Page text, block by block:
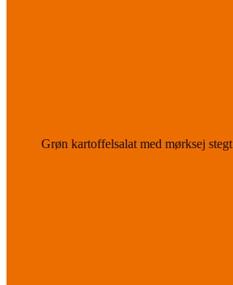
Grøn kartoffelsalat med mørksej stegt